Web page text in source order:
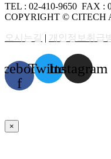
TEL : 02-410-9650 FAX :
COPYRIGHT © CITECH
오시는길 | 개인정보취급
f
TwitterInstagram
×